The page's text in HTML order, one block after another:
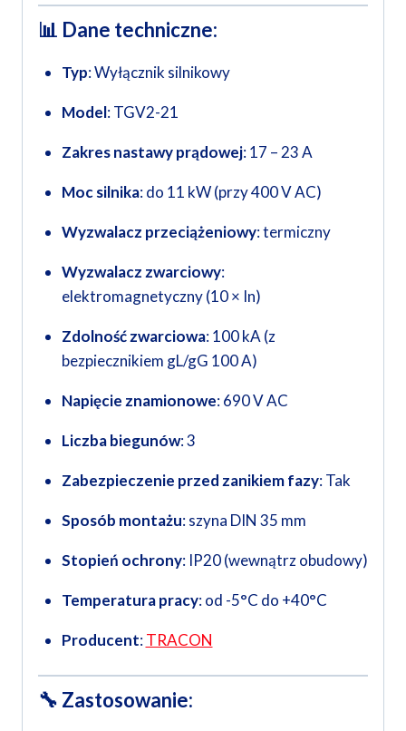
📊 Dane techniczne:
Typ: Wyłącznik silnikowy
Model: TGV2-21
Zakres nastawy prądowej: 17 – 23 A
Moc silnika: do 11 kW (przy 400 V AC)
Wyzwalacz przeciążeniowy: termiczny
Wyzwalacz zwarciowy:
elektromagnetyczny (10 × In)
Zdolność zwarciowa: 100 kA (z
bezpiecznikiem gL/gG 100 A)
Napięcie znamionowe: 690 V AC
Liczba biegunów: 3
Zabezpieczenie przed zanikiem fazy: Tak
Sposób montażu: szyna DIN 35 mm
Stopień ochrony: IP20 (wewnątrz obudowy)
Temperatura pracy: od -5°C do +40°C
Producent:TRACON
🔧 Zastosowanie: